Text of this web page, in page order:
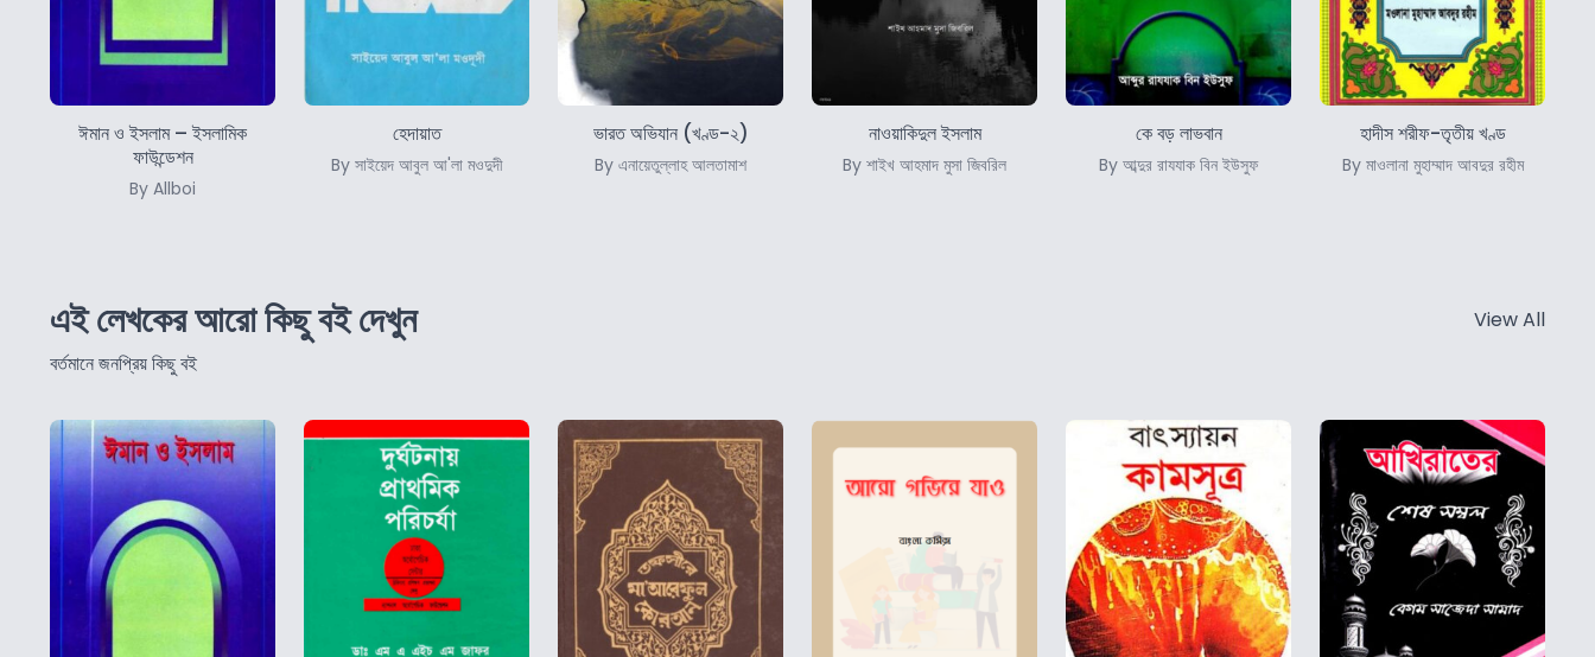
ঈমান ও ইসলাম – ইসলামিক
ফাউন্ডেশন
By Allboi
হেদায়াত
By সাইয়েদ আবুল আ'লা মওদুদী
ভারত অভিযান (খণ্ড-২)
By এনায়েতুল্লাহ আলতামাশ
নাওয়াকিদুল ইসলাম
By শাইখ আহমাদ মুসা জিবরিল
কে বড় লাভবান
By আব্দুর রাযযাক বিন ইউসুফ
হাদীস শরীফ-তৃতীয় খণ্ড
By মাওলানা মুহাম্মাদ আবদুর রহীম
এই লেখকের আরো কিছু বই দেখুন
বর্তমানে জনপ্রিয় কিছু বই
View All